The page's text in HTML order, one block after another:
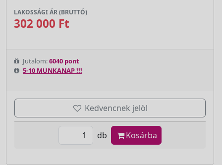
LAKOSSÁGI ÁR (BRUTTÓ)
302 000 Ft
Jutalom:6040 pont
5-10 MUNKANAP !!!
Kedvencnek jelöl
db Kosárba